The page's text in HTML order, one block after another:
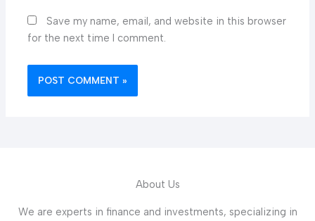
Save my name, email, and website in this browser
for the next time I comment.
About Us
We are experts in finance and investments, specializing in